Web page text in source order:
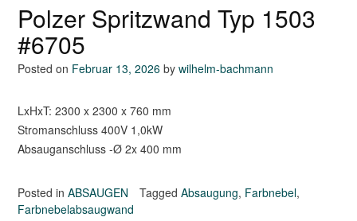
Polzer Spritzwand Typ 1503
#6705
Posted on Februar 13, 2026 by wilhelm-bachmann
LxHxT: 2300 x 2300 x 760 mm
Stromanschluss 400V 1,0kW
Absauganschluss -Ø 2x 400 mm
Posted in ABSAUGEN Tagged Absaugung, Farbnebel,
Farbnebelabsaugwand